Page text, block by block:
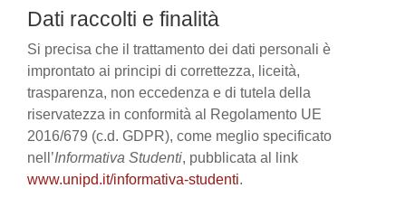
Dati raccolti e finalità
Si precisa che il trattamento dei dati personali è
improntato ai principi di correttezza, liceità,
trasparenza, non eccedenza e di tutela della
riservatezza in conformità al Regolamento UE
2016/679 (c.d. GDPR), come meglio specificato
nell’Informativa Studenti, pubblicata al link
www.unipd.it/informativa-studenti.